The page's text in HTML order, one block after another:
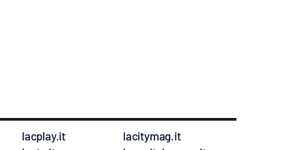
lacplay.it
lacitymag.it